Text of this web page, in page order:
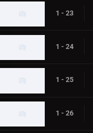
1 - 23
1 - 24
1 - 25
1 - 26